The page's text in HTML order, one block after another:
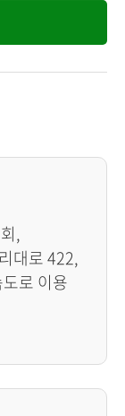
,
대로 422,
로 이용